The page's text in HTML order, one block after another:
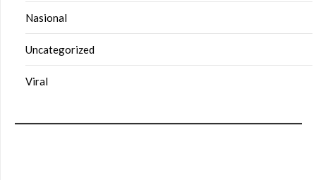
Nasional
Uncategorized
Viral